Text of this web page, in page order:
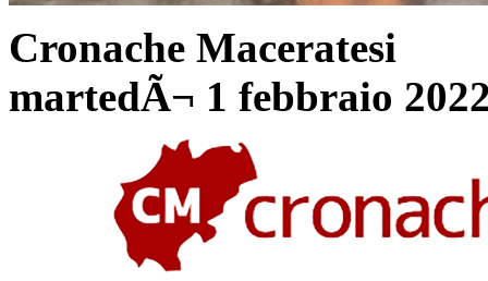
Cronache Maceratesi
martedÃ¬ 1 febbraio